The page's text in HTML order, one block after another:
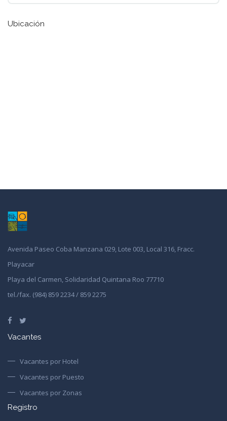
Ubicación
Avenida Paseo Coba Manzana 029, Lote 003, Local 316, Fracc.
Playacar
Playa del Carmen, Solidaridad Quintana Roo 77710
tel./fax. (984) 859 2234 / 859 2275
Vacantes
Vacantes por Hotel
Vacantes por Puesto
Vacantes por Zonas
Registro